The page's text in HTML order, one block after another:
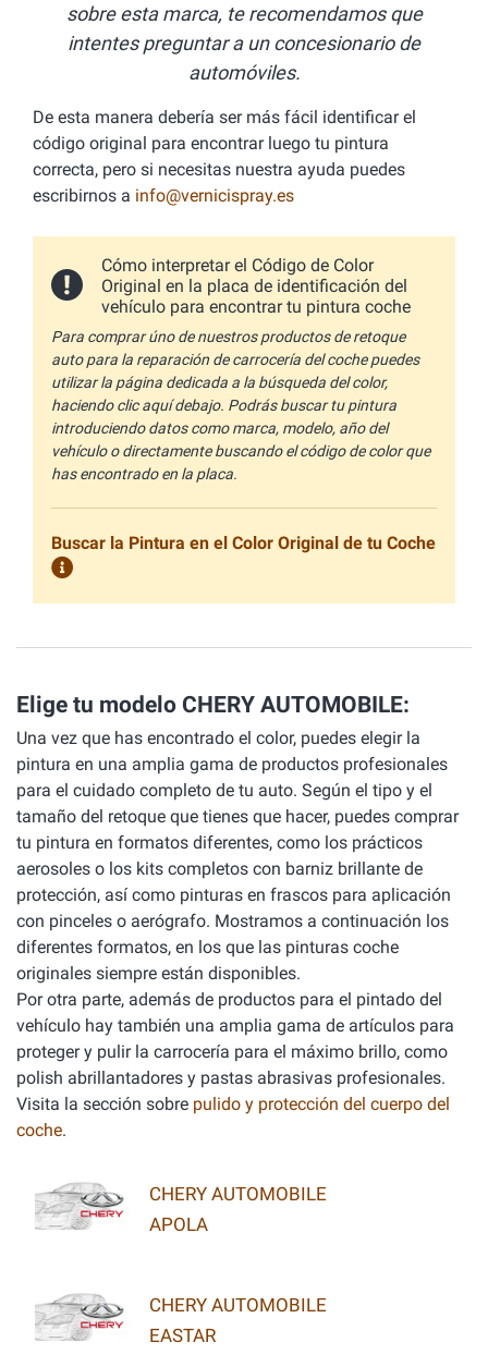
sobre esta marca, te recomendamos que
intentes preguntar a un concesionario de
automóviles.
De esta manera debería ser más fácil identificar el
código original para encontrar luego tu pintura
correcta, pero si necesitas nuestra ayuda puedes
escribirnos a info@vernicispray.es
Cómo interpretar el Código de Color
Original en la placa de identificación del
vehículo para encontrar tu pintura coche
Para comprar úno de nuestros productos de retoque
auto para la reparación de carrocería del coche puedes
utilizar la página dedicada a la búsqueda del color,
haciendo clic aquí debajo. Podrás buscar tu pintura
introduciendo datos como marca, modelo, año del
vehículo o directamente buscando el código de color que
has encontrado en la placa.
Buscar la Pintura en el Color Original de tu Coche
Elige tu modelo CHERY AUTOMOBILE:
Una vez que has encontrado el color, puedes elegir la
pintura en una amplia gama de productos profesionales
para el cuidado completo de tu auto. Según el tipo y el
tamaño del retoque que tienes que hacer, puedes comprar
tu pintura en formatos diferentes, como los prácticos
aerosoles o los kits completos con barniz brillante de
protección, así como pinturas en frascos para aplicación
con pinceles o aerógrafo. Mostramos a continuación los
diferentes formatos, en los que las pinturas coche
originales siempre están disponibles.
Por otra parte, además de productos para el pintado del
vehículo hay también una amplia gama de artículos para
proteger y pulir la carrocería para el máximo brillo, como
polish abrillantadores y pastas abrasivas profesionales.
Visita la sección sobre pulido y protección del cuerpo del
coche.
CHERY AUTOMOBILE
APOLA
CHERY AUTOMOBILE
EASTAR